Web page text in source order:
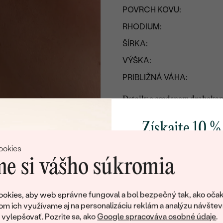
si vášho súkromia
aby web správne fungoval a bol bezpečný tak, ako
ich využívame aj na personalizáciu reklám a analýzu
Pozrite sa, akoGoogle spracováva osobné údaje.
POVRCH KOVU:
RHODIUM:
ŠÍRKA:
VÝŠKA:
PRIBLIŽNÁ VÁHA:
Detaily o osadenom
ČISTOTA
TVAR:
PÔVOD:
Získajte 10
poctivo vyrábaných
Ako darček na
obratom pošleme